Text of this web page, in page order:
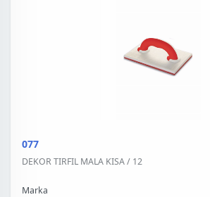
077
DEKOR TIRFIL MALA KISA / 12
Marka